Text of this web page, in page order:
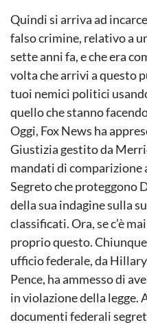
Quindi si arriva ad
falso crimine, relativo a
sette anni fa, e che era
volta che arrivi a questo
tuoi nemici politici
quello che stanno
Oggi, Fox News ha
Giustizia gestito da
mandati di comparizione
Segreto che proteggono
della sua indagine sulla
classificati. Ora, se c’è
proprio questo.
ufficio federale, da
Pence, ha ammesso di
in violazione della legge.
documenti federali